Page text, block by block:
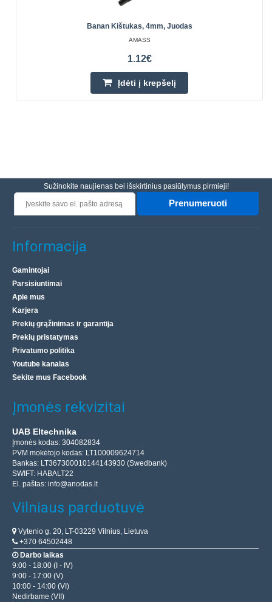
Banan Kištukas, 4mm, Juodas
AMASS
1.12€
Įdėti į krepšelį
Sužinokite naujienas bei išskirtinius pasiūlymus pirmieji!
Prenumeruoti
Informacija
Gamintojai
Parsisiuntimai
Apie mus
Karjera
Prekių grąžinimas ir garantija
Prekių pristatymas
Privatumo politika
Youtube kanalas
Sekite mus Facebook
Įmonės rekvizitai
UAB Eltechnika
Įmonės kodas: 304082834
PVM mokėtojo kodas: LT100009624714
Bankas: LT367300010144143930 (Swedbank)
SWIFT: HABALT22
El. paštas: info@anodas.lt
Vilniaus parduotuvė
Vytenio g. 20, LT-03229 Vilnius, Lietuva
+370 64502448
Darbo laikas
9:00 - 18:00 (I - IV)
9:00 - 17:00 (V)
10:00 - 14:00 (VI)
Nedirbame (VII)